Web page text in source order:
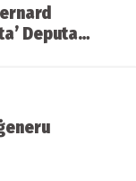
Deputat